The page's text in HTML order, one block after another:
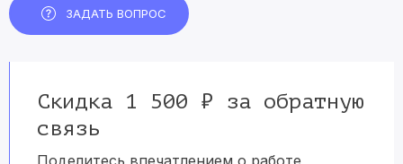
ЗАДАТЬ ВОПРОС
Скидка 1 500 ₽ за обратную
связь
Поделитесь впечатлением о работе